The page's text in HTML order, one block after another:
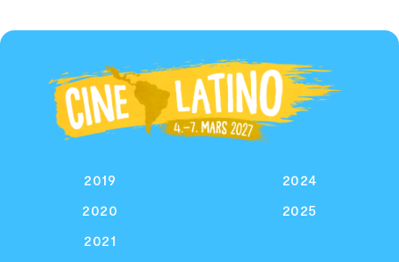
2019
2020
2021
2024
2025